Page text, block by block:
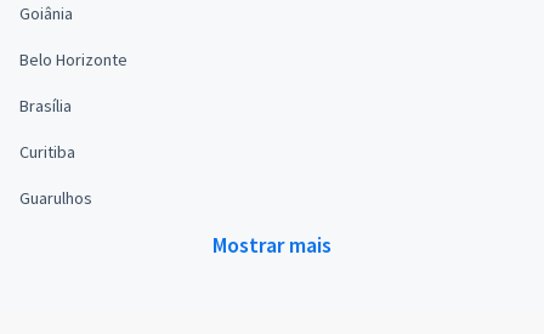
Goiânia
Belo Horizonte
Brasília
Curitiba
Guarulhos
Mostrar mais